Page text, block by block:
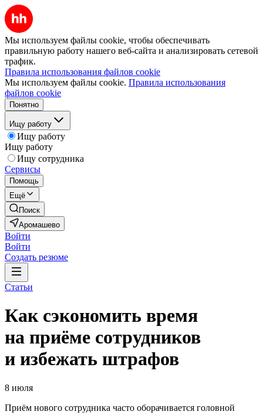
Мы используем файлы cookie, чтобы обеспечивать
правильную работу нашего веб-сайта и анализировать сетевой
трафик.
Правила использования файлов cookie
Мы используем файлы cookie. Правила использования
файлов cookie
Понятно
Ищу работу
Ищу работу
Ищу работу
Ищу сотрудника
Сервисы
Помощь
Ещё
Поиск
Аромашево
Войти
Войти
Создать резюме
Статьи
Как сэкономить время
на приёме сотрудников
и избежать штрафов
8 июля
Приём нового сотрудника часто оборачивается головной